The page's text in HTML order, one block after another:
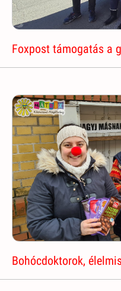
Foxpost támogatás a
Bohócdoktorok,